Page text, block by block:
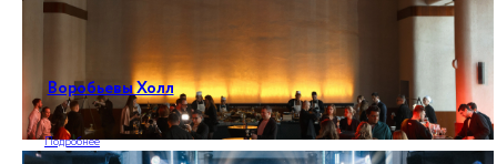
Воробьевы Холл
Подробнее